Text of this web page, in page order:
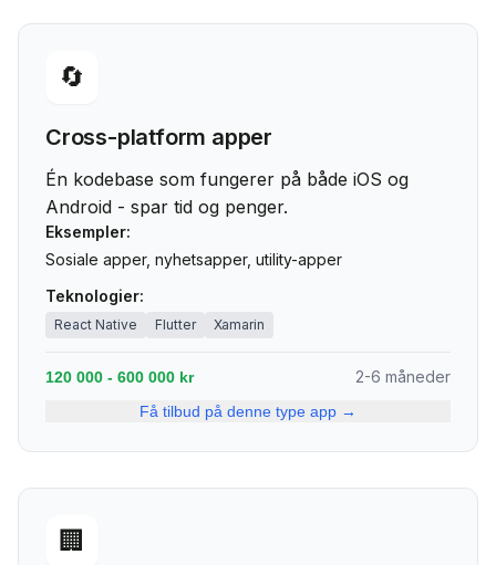
🔄
Cross-platform apper
Én kodebase som fungerer på både iOS og
Android - spar tid og penger.
Eksempler:
Sosiale apper, nyhetsapper, utility-apper
Teknologier:
React Native Flutter Xamarin
120 000 - 600 000 kr 2-6 måneder
Få tilbud på denne type app →
🏢